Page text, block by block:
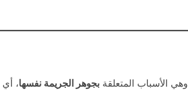
وهي الأسباب المتعلقة بجوهر الجريمة نفسها